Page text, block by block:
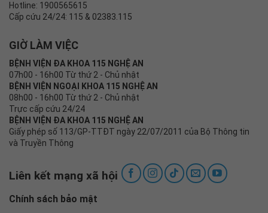
Hotline: 1900565615
Cấp cứu 24/24: 115 & 02383.115
GIỜ LÀM VIỆC
BỆNH VIỆN ĐA KHOA 115 NGHỆ AN
07h00 - 16h00 Từ thứ 2 - Chủ nhật
BỆNH VIỆN NGOẠI KHOA 115 NGHỆ AN
08h00 - 16h00 Từ thứ 2 - Chủ nhật
Trực cấp cứu 24/24
BỆNH VIỆN ĐA KHOA 115 NGHỆ AN
Giấy phép số 113/GP-TTĐT ngày 22/07/2011 của Bộ Thông tin
và Truyền Thông
Liên kết mạng xã hội
Chính sách bảo mật